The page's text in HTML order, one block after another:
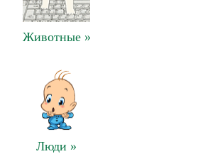
Животные »
Люди »